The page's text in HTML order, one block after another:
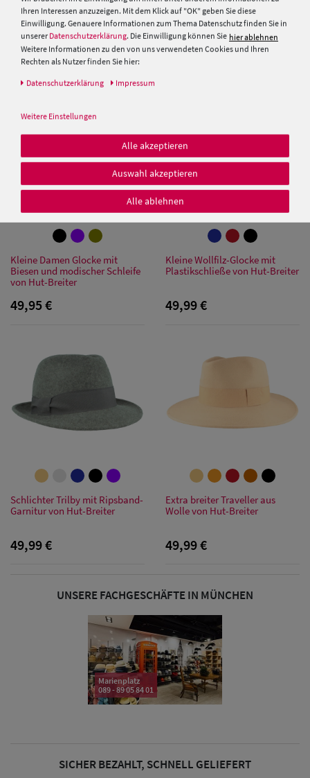
Damen
Baseball Caps
Damen UV-
Schutz Caps
Damen
Bandana Caps
& Visoren
Damen
Snapback Caps
Großgrößen
(63-65 cm)
PRODUKTEMPFEHLUNGEN
Kleine Damen Glocke mit
Biesen und modischer Schleife
von Hut-Breiter
49,95 €
Kleine Wollfilz-Glocke mit
Plastikschließe von Hut-Breiter
49,99 €
Schlichter Trilby mit Ripsband-
Garnitur von Hut-Breiter
49,99 €
Extra breiter Traveller aus
Wolle von Hut-Breiter
49,99 €
UNSERE FACHGESCHÄFTE IN MÜNCHEN
Marienplatz
089 - 89 05 84 01
SICHER BEZAHLT, SCHNELL GELIEFERT
Ihren Interessen anzuzeigen. Mit dem Klick auf "OK" geben Sie diese
Einwilligung. Genauere Informationen zum Thema Datenschutz finden Sie in
unserer Datenschutzerklärung. Die Einwilligung können Sie hier ablehnen
Weitere Informationen zu den von uns verwendeten Cookies und Ihren
Rechten als Nutzer finden Sie hier:
Daten­schutz­erklärung Impressum
Weitere Einstellungen
Alle akzeptieren
Auswahl akzeptieren
Alle ablehnen